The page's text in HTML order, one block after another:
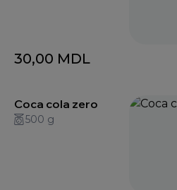
30,00 MDL
Coca cola zero
500 g